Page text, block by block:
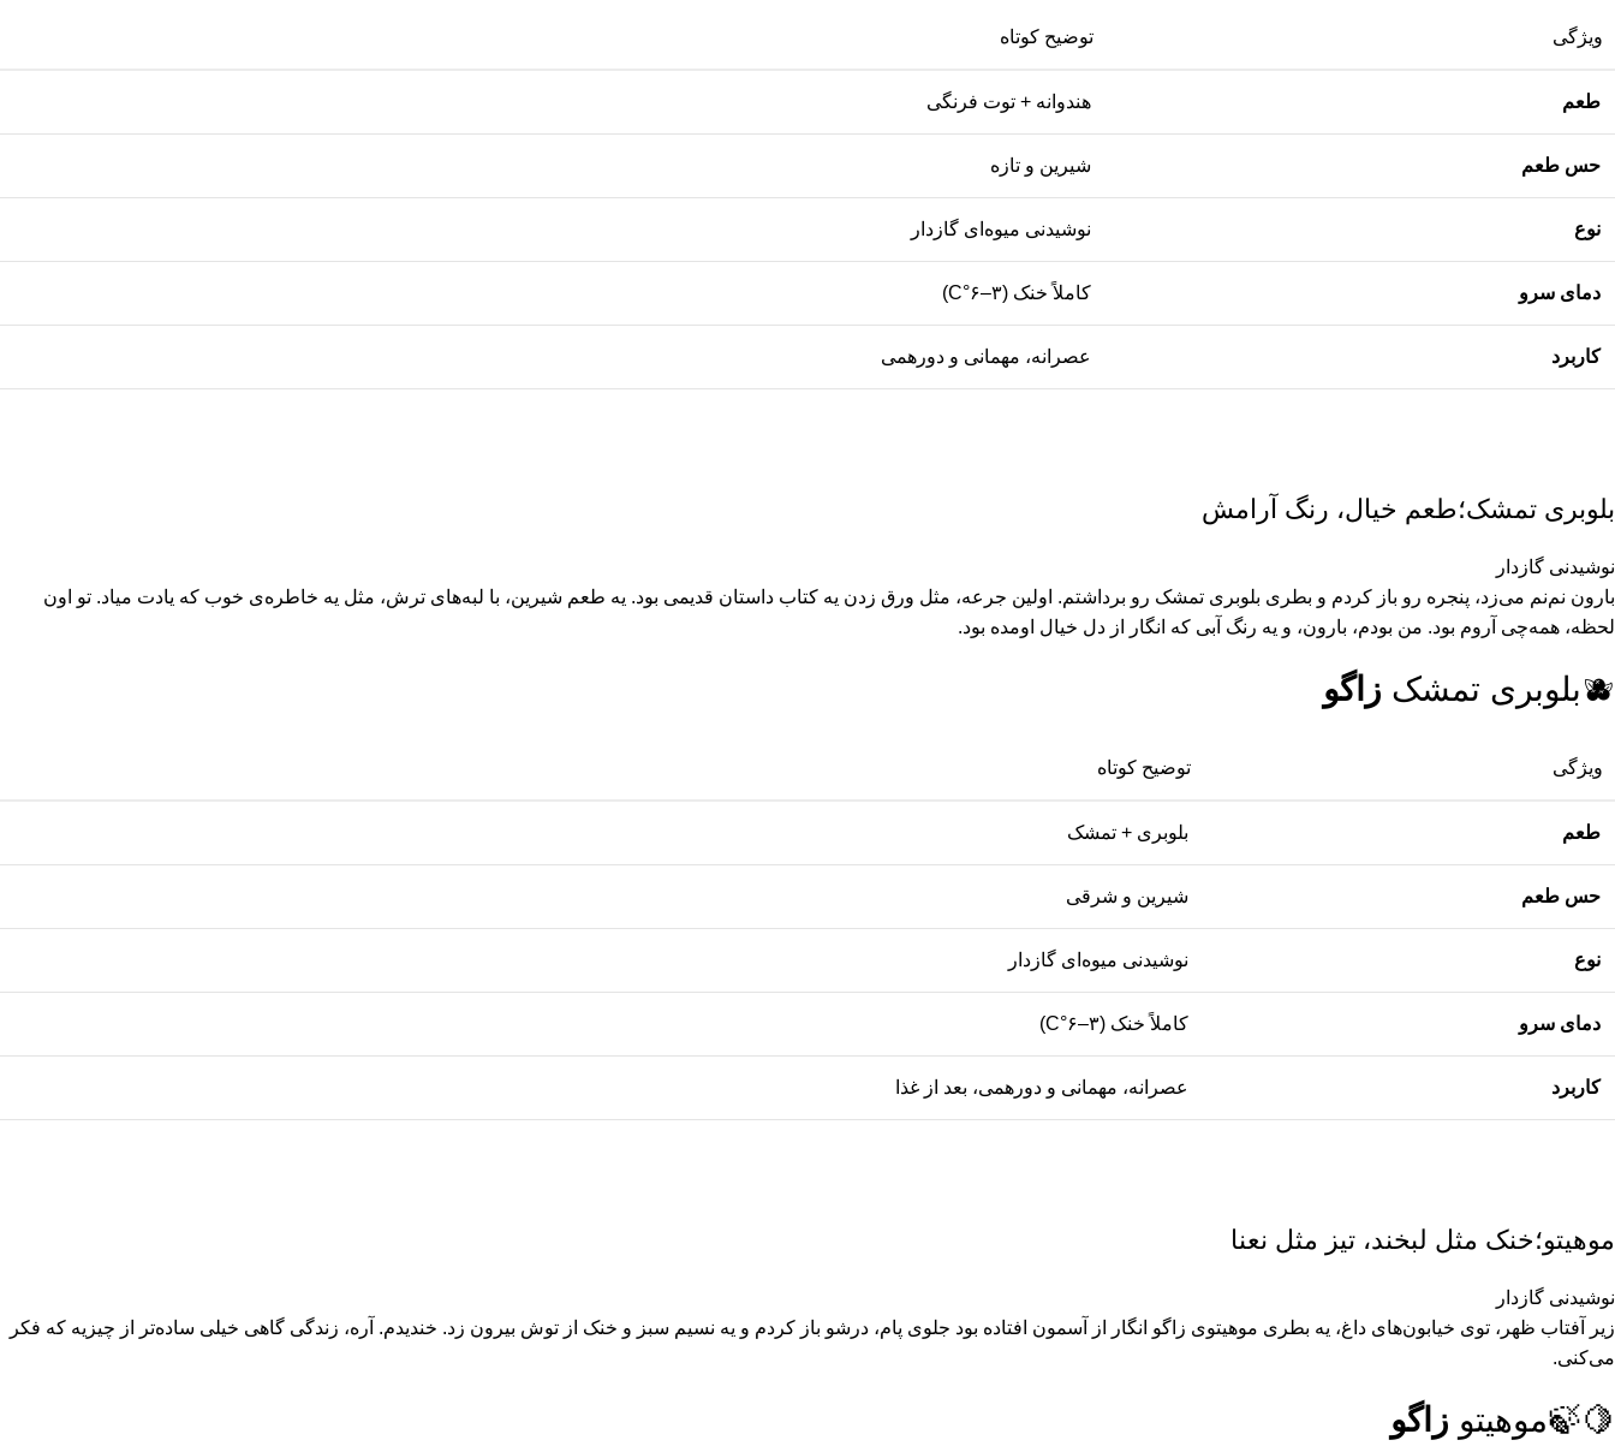
ویژگی توضیح کوتاه
طعم هندوانه + توت فرنگی
حس طعم شیرین و تازه
نوع نوشیدنی میوه‌ای گازدار
دمای سرو کاملاً خنک (۳–۶°C)
کاربرد عصرانه، مهمانی و دورهمی
بلوبری تمشک؛طعم خیال، رنگ آرامش
نوشیدنی گازدار
بارون نم‌نم می‌زد، پنجره رو باز کردم و بطری بلوبری تمشک رو برداشتم. اولین جرعه، مثل ورق زدن یه کتاب داستان قدیمی بود. یه طعم شیرین، با لبه‌های ترش، مثل یه خاطره‌ی خوب که یادت میاد. تو اون
لحظه، همه‌چی آروم بود. من بودم، بارون، و یه رنگ آبی که انگار از دل خیال اومده بود.
🫐بلوبری تمشک زاگو
ویژگی توضیح کوتاه
طعم بلوبری + تمشک
حس طعم شیرین و شرقی
نوع نوشیدنی میوه‌ای گازدار
دمای سرو کاملاً خنک (۳–۶°C)
کاربرد عصرانه، مهمانی و دورهمی، بعد از غذا
موهیتو؛خنک مثل لبخند، تیز مثل نعنا
نوشیدنی گازدار
زیر آفتاب ظهر، توی خیابون‌های داغ، یه بطری موهیتوی زاگو انگار از آسمون افتاده بود جلوی پام، درشو باز کردم و یه نسیم سبز و خنک از توش بیرون زد. خندیدم. آره، زندگی گاهی خیلی ساده‌تر از چیزیه که فکر
می‌کنی.
🍋‍🍃موهیتو زاگو